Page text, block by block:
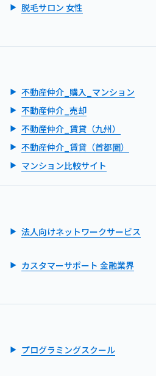
脱毛サロン 女性
不動産仲介_購入_マンション
不動産仲介_売却
不動産仲介_賃貸（九州）
不動産仲介_賃貸（首都圏）
マンション比較サイト
法人向けネットワークサービス
カスタマーサポート 金融業界
プログラミングスクール